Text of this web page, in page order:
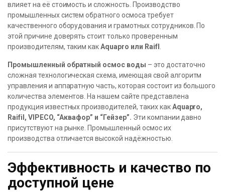
влияет на её стоимость и сложность. Производство
промышленных систем обратного осмоса требует
качественного оборудования и грамотных сотрудников. По
этой причине доверять стоит только проверенным
производителям, таким какAquapro или Raifl
Промышленный обратный осмос воды – это достаточно
сложная технологическая схема, имеющая свой алгоритм
управления и аппаратную часть, которая состоит из большого
количества элементов. На нашем сайте представлена
продукция известных производителей, таких какAquapro,
Raifil, VIPECO, “Аквафор” и “Гейзер”. Эти компании давно
присутствуют на рынке. Промышленный осмос их
производства отличается высокой надёжностью.
Эффективность и качество по
доступной цене